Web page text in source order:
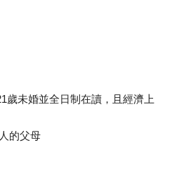
歲未婚並全日制在讀，且經濟上
的父母